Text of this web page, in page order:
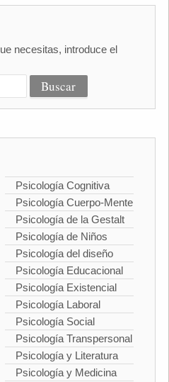
necesitas, introduce el
Psicología Cognitiva
Psicología Cuerpo-Mente
Psicología de la Gestalt
Psicología de Niños
Psicología del diseño
Psicología Educacional
Psicología Existencial
Psicología Laboral
Psicología Social
Psicología Transpersonal
Psicología y Literatura
Psicología y Medicina